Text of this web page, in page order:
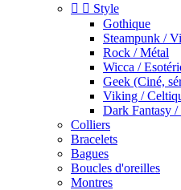
  Style
Gothique
Steampunk /
Rock / Métal
Wicca /
Geek (Ciné,
Viking /
Dark Fantasy /
Colliers
Bracelets
Bagues
Boucles d'oreilles
Montres